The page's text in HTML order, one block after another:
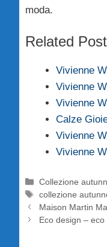
moda.
Related
Vivienne
Vivienne
Vivienne
Calze
Vivienne
Vivienne
Categorie
Collezione
Tag
collezione
Maison Martin
Eco design – eco